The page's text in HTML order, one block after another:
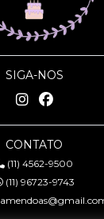
SIGA-NOS
CONTATO
(11) 4562-9500
(11) 96723-9743